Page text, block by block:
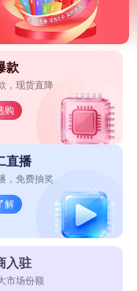
款
，现货直降
购
直播
，免费抽奖
解
入驻
市场份额